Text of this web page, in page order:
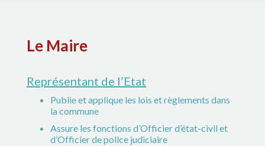
Le Maire
Représentant de l’Etat
Publie et applique les lois et règlements dans
la commune
Assure les fonctions d’Officier d’état-civil et
d’Officier de police judiciaire